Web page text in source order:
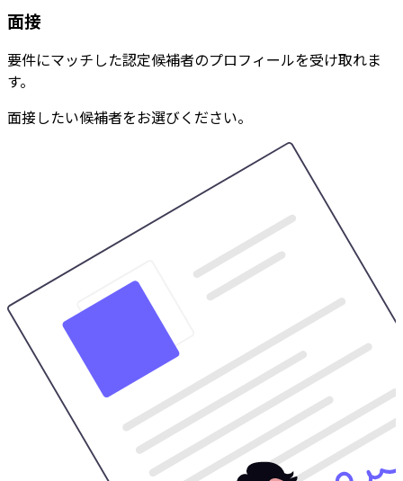
面接
要件にマッチした認定候補者のプロフィールを受け取れま
す。
面接したい候補者をお選びください。